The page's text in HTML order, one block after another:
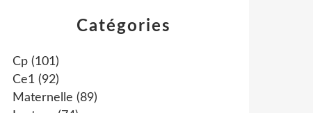
Catégories
Cp (101)
Ce1 (92)
Maternelle (89)